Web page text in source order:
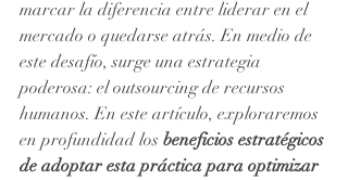
marcar la diferencia entre liderar en el
mercado o quedarse atrás. En medio de
este desafío, surge una estrategia
poderosa: el outsourcing de recursos
humanos. En este artículo, exploraremos
en profundidad los beneficios estratégicos
de adoptar esta práctica para optimizar